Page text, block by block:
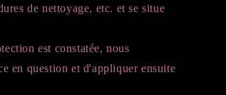
de nettoyage, etc. et se situe
est constatée, nous
en question et d'appliquer ensuite